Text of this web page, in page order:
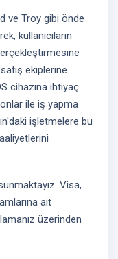
ve Troy gibi önde
kullanıcıların
ekiplerine
cihazına ihtiyaç
ile iş yapma
işletmelere bu
Visa,
ait
üzerinden